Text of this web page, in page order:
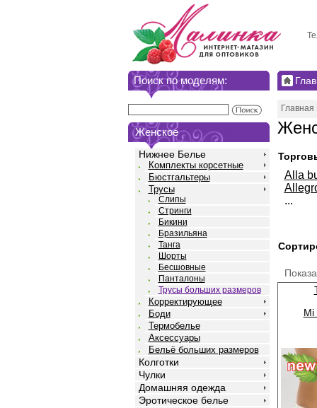
Поиск по моделям:
Женское
Нижнее Белье
Комплекты корсетные
Бюстгальтеры
Трусы
Слипы
Стринги
Бикини
Бразильяна
Танга
Шорты
Бесшовные
Панталоны
Трусы больших размеров
Корректирующее
Боди
Термобелье
Аксессуары
Бельё больших размеров
Колготки
Чулки
Домашняя одежда
Эротическое белье
Главная
Alla
...
Mi